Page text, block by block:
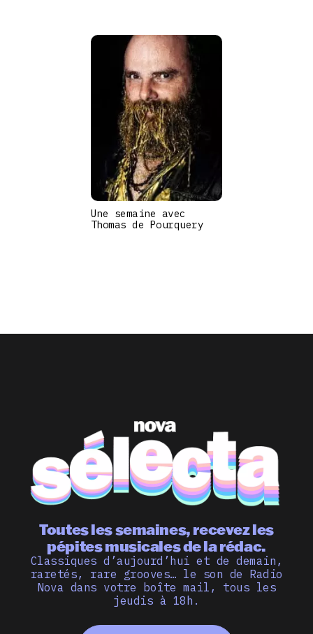
Une semaine avec
Thomas de Pourquery
Toutes les semaines, recevez les
pépites musicales de la rédac.
Classiques d’aujourd’hui et de demain,
raretés, rare grooves… le son de Radio
Nova dans votre boîte mail, tous les
jeudis à 18h.